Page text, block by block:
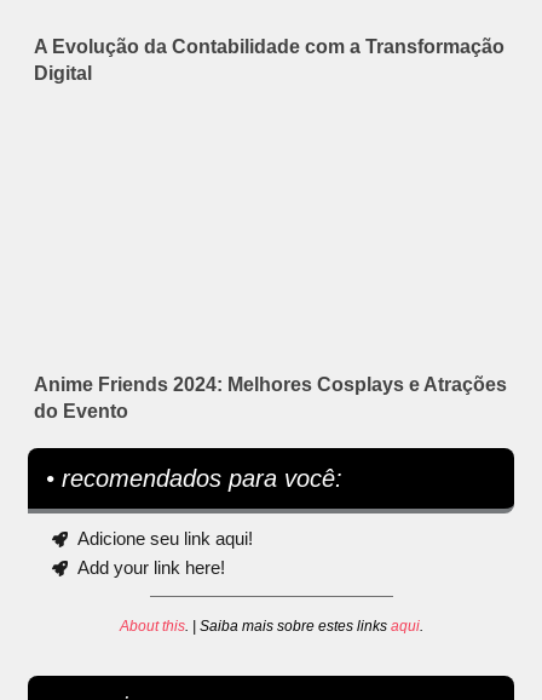
A Evolução da Contabilidade com a Transformação
Digital
Anime Friends 2024: Melhores Cosplays e Atrações
do Evento
• recomendados para você:
Adicione seu link aqui!
Add your link here!
About this. | Saiba mais sobre estes links aqui.